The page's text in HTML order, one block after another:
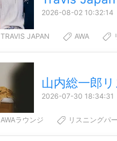
2026-08-02 10:32:14
TRAVIS JAPAN AWA
山内総一郎
2026-07-30 18:34:31
AWAラウンジ リスニングパ